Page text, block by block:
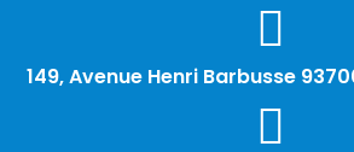
149, Avenue Henri Barbusse